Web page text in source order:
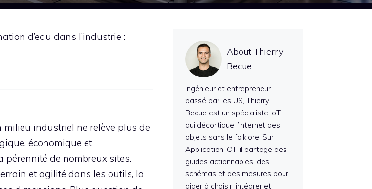
d’eau dans l’industrie :
milieu industriel ne relève plus de
économique et
de nombreux sites.
et agilité dans les outils, la
About Thierry
Becue
Ingénieur et entrepreneur
passé par les US, Thierry
Becue est un spécialiste IoT
qui décortique l’Internet des
objets sans le folklore. Sur
Application IOT, il partage des
guides actionnables, des
schémas et des mesures pour
aider à choisir, intégrer et